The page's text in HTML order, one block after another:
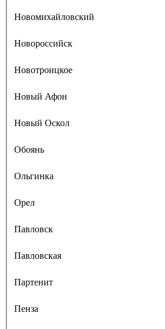
Новомихайловский
Новороссийск
Новотроицкое
Новый Афон
Новый Оскол
Обоянь
Ольгинка
Орел
Павловск
Павловская
Партенит
Пенза